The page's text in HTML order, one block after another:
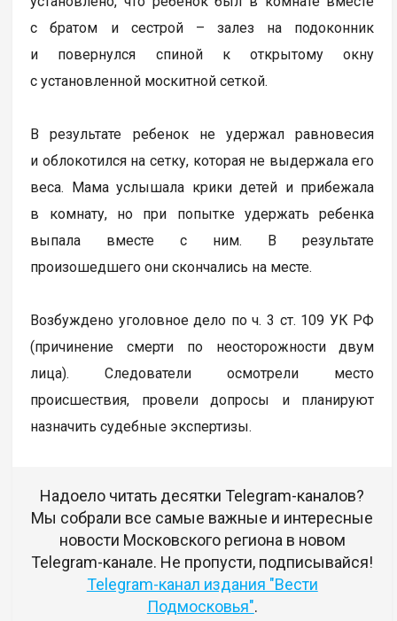
с братом и сестрой – залез на подоконник
и повернулся спиной к открытому окну
с установленной москитной сеткой.
В результате ребенок не удержал равновесия
и облокотился на сетку, которая не выдержала его
веса. Мама услышала крики детей и прибежала
в комнату, но при попытке удержать ребенка
выпала вместе с ним. В результате
произошедшего они скончались на месте.
Возбуждено уголовное дело по ч. 3 ст. 109 УК РФ
(причинение смерти по неосторожности двум
лица). Следователи осмотрели место
происшествия, провели допросы и планируют
назначить судебные экспертизы.
Надоело читать десятки Telegram-каналов?
Мы собрали все самые важные и интересные
новости Московского региона в новом
Telegram-канале. Не пропусти, подписывайся!
Telegram-канал издания "Вести
Подмосковья".